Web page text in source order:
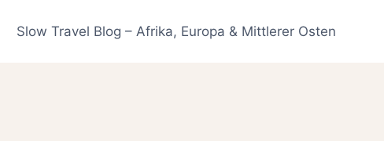
Slow Travel Blog – Afrika, Europa & Mittlerer Osten